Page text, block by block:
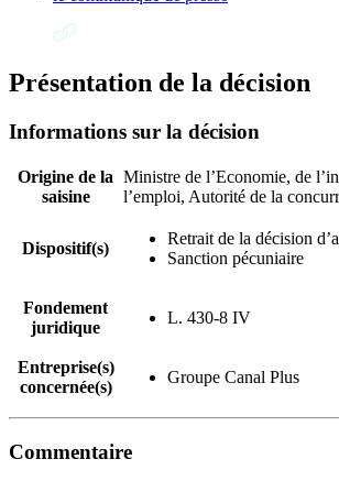
Présentation de la décision
Informations sur la décision
Origine de la
saisine
Ministre de l’Economie, de
l’emploi, Autorité de la
Dispositif(s)
Retrait de la décision
Sanction pécuniaire
Fondement
juridique
L. 430-8 IV
Entreprise(s)
concernée(s)
Groupe Canal Plus
Commentaire